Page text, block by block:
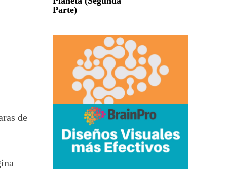
de
Parte)